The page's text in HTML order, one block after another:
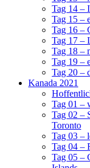
Tag 14 –
Tag 15 –
Tag 16 –
Tag 17 –
Tag 18 –
Tag 19 –
Tag 20 –
Kanada 2021
Tag 01 –
Tag 02 –
Toronto
Tag 03 –
Tag 04 –
Tag 05 –